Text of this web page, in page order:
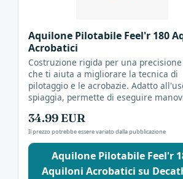
Aquilone Pilotabile Feel'r 180
Acrobatici
Costruzione rigida per una
che ti aiuta a migliorare la tecnica di
pilotaggio e le acrobazie. Adatto
spiaggia, permette di eseguire
acrobatico pensato...
34.99 EUR
Il prezzo potrebbe essere variato dalla pubblicazione
Aquilone Pilotabile Feel'r
Aquiloni Acrobatici su